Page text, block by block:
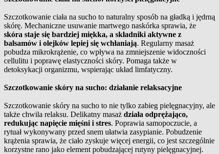
Szczotkowanie ciała na sucho to naturalny sposób na gładką i jędrną
skórę. Mechaniczne usuwanie martwego naskórka sprawia, że
skóra staje się bardziej miękka, a składniki aktywne z
balsamów i olejków lepiej się wchłaniają. Regularny masaż
pobudza mikrokrążenie, co wpływa na zmniejszenie widoczności
cellulitu i poprawę elastyczności skóry. Pomaga także w
detoksykacji organizmu, wspierając układ limfatyczny.
Szczotkowanie skóry na sucho: działanie relaksacyjne
Szczotkowanie skóry na sucho to nie tylko zabieg pielęgnacyjny, ale
także chwila relaksu. Delikatny masaż działa odprężająco,
redukując napięcie mięśni i stres. Poprawia samopoczucie, a
rytuał wykonywany przed snem ułatwia zasypianie. Pobudzenie
krążenia sprawia, że ciało zyskuje więcej energii, co jest szczególnie
korzystne rano jako element pobudzającej rutyny pielęgnacyjnej.